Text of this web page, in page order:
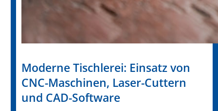
Moderne Tischlerei: Einsatz von
CNC-Maschinen, Laser-Cuttern
und CAD-Software